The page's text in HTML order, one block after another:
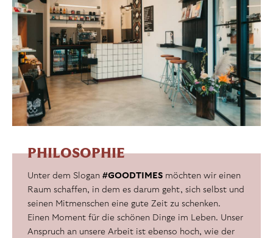
PHILOSOPHIE
Unter dem Slogan #GOODTIMES möchten wir einen
Raum schaffen, in dem es darum geht, sich selbst und
seinen Mitmenschen eine gute Zeit zu schenken.
Einen Moment für die schönen Dinge im Leben. Unser
Anspruch an unsere Arbeit ist ebenso hoch, wie der